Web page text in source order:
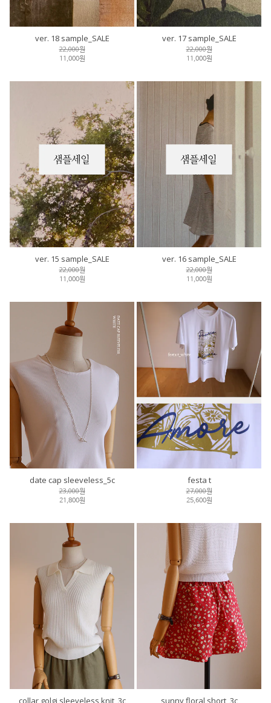
ver. 18 sample_SALE
22,000원
11,000원
ver. 17 sample_SALE
22,000원
11,000원
ver. 15 sample_SALE
22,000원
11,000원
ver. 16 sample_SALE
22,000원
11,000원
date cap sleeveless_5c
23,000원
21,800원
festa t
27,000원
25,600원
collar golgi sleeveless knit_3c sunny floral short_3c